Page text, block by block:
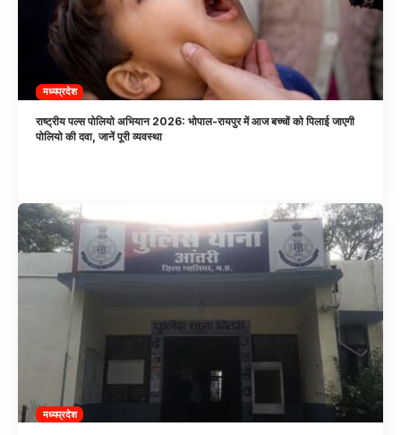
मध्यप्रदेश
राष्ट्रीय पल्स पोलियो अभियान 2026: भोपाल-रायपुर में आज बच्चों को पिलाई जाएगी
पोलियो की दवा, जानें पूरी व्यवस्था
मध्यप्रदेश